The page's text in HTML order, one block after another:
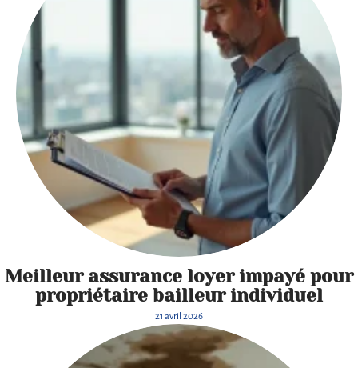
Meilleur assurance loyer impayé pour
propriétaire bailleur individuel
21 avril 2026